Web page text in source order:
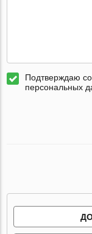
Подтверждаю
персональных